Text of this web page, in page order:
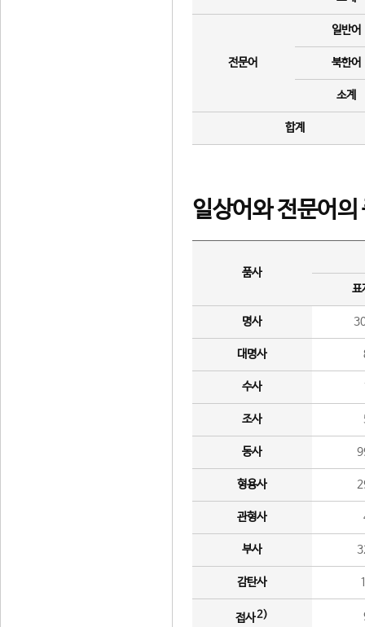
전문어
일반어
북한어
소계
합계
일상어와 전문어의
품사
표
명사
대명사
수사
조사
동사
형용사
관형사
부사
감탄사
접사2)